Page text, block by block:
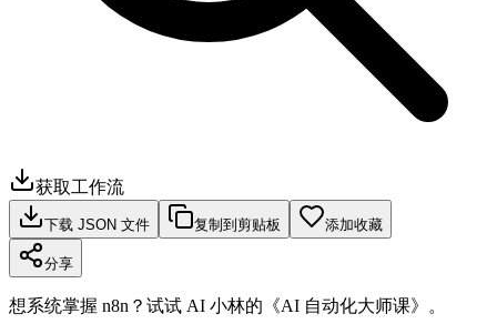
获取工作流
下载 JSON 文件 复制到剪贴板 添加收藏
分享
想系统掌握 n8n？试试 AI 小林的《AI 自动化大师课》。